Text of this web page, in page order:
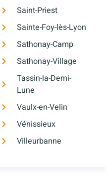
Saint-Priest
Sainte-Foy-lès-Lyon
Sathonay-Camp
Sathonay-Village
Tassin-la-Demi-
Lune
Vaulx-en-Velin
Vénissieux
Villeurbanne